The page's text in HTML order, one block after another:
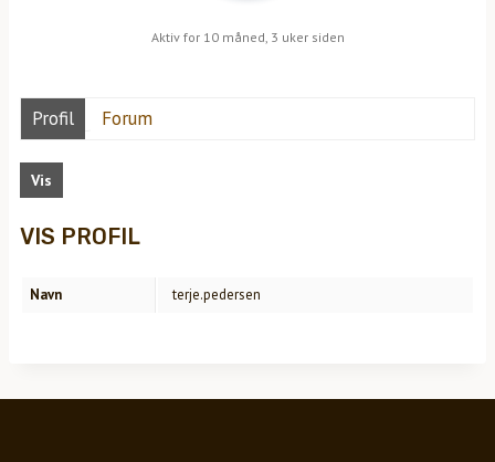
Aktiv for 10 måned, 3 uker siden
Profil Forum
Vis
VIS PROFIL
Navn terje.pedersen